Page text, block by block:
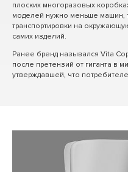
плоских многоразовых
моделей нужно меньше машин,
транспортировки на
самих изделий.
Ранее бренд назывался Vita
после претензий от гиганта в
утверждавшей, что